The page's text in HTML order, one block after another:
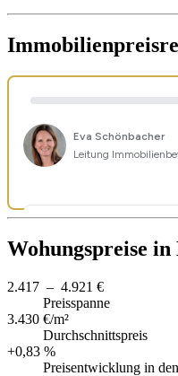
Wohungspreise
2.417 – 4.921 €
Preisspanne
3.430 €/m²
Durchschnittspreis
+0,83 %
Preisentwicklung in